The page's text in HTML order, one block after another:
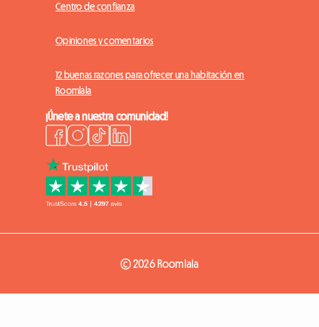
Centro de confianza
Opiniones y comentarios
12 buenas razones para ofrecer una habitación en
Roomlala
¡Únete a nuestra comunidad!
© 2026 Roomlala